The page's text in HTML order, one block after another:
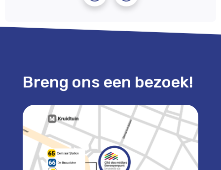
Breng ons een bezoek!